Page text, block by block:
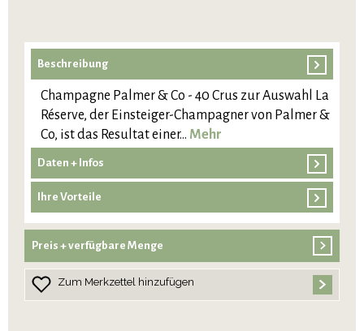
Beschreibung
Champagne Palmer & Co - 40 Crus zur Auswahl La
Réserve, der Einsteiger-Champagner von Palmer &
Co, ist das Resultat einer… Mehr
Daten + Infos
Ihre Vorteile
Preis + verfügbare Menge
Zum Merkzettel hinzufügen